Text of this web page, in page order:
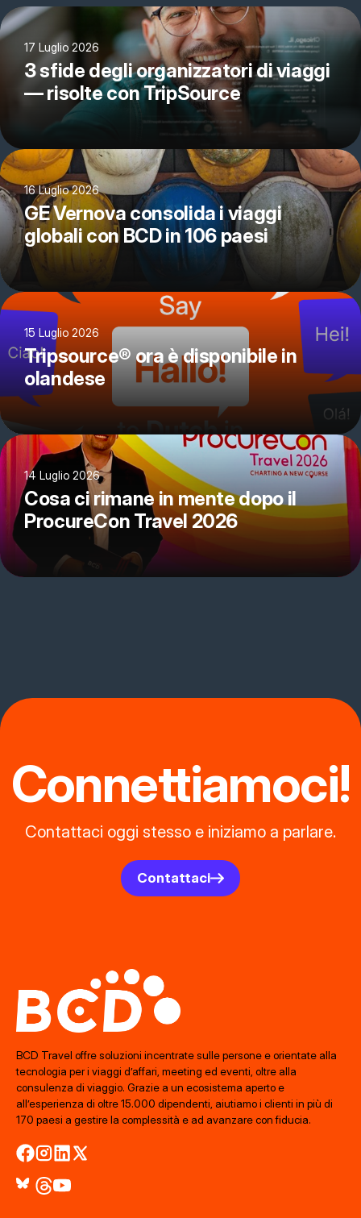
17 Luglio 2026
3 sfide degli organizzatori di viaggi
— risolte con TripSource
16 Luglio 2026
GE Vernova consolida i viaggi
globali con BCD in 106 paesi
15 Luglio 2026
Tripsource® ora è disponibile in
olandese
14 Luglio 2026
Cosa ci rimane in mente dopo il
ProcureCon Travel 2026
Connettiamoci!
Contattaci oggi stesso e iniziamo a parlare.
Contattaci
BCD Travel offre soluzioni incentrate sulle persone e orientate alla
tecnologia per i viaggi d’affari, meeting ed eventi, oltre alla
consulenza di viaggio. Grazie a un ecosistema aperto e
all’esperienza di oltre 15.000 dipendenti, aiutiamo i clienti in più di
170 paesi a gestire la complessità e ad avanzare con fiducia.